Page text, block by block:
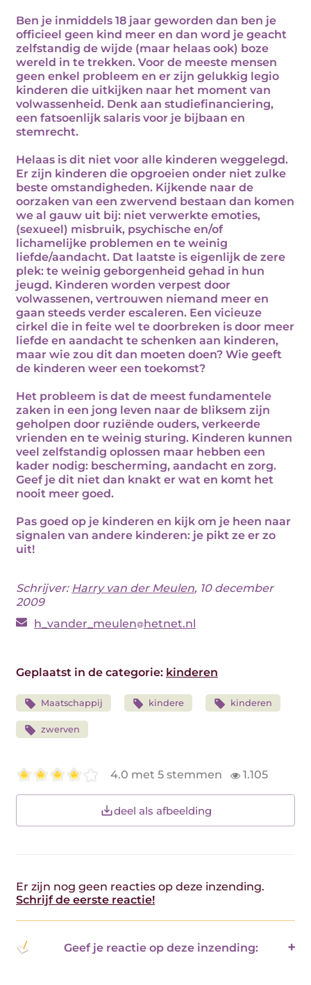
Ben je inmiddels 18 jaar geworden dan ben je
officieel geen kind meer en dan word je geacht
zelfstandig de wijde (maar helaas ook) boze
wereld in te trekken. Voor de meeste mensen
geen enkel probleem en er zijn gelukkig legio
kinderen die uitkijken naar het moment van
volwassenheid. Denk aan studiefinanciering,
een fatsoenlijk salaris voor je bijbaan en
stemrecht.
Helaas is dit niet voor alle kinderen weggelegd.
Er zijn kinderen die opgroeien onder niet zulke
beste omstandigheden. Kijkende naar de
oorzaken van een zwervend bestaan dan komen
we al gauw uit bij: niet verwerkte emoties,
(sexueel) misbruik, psychische en/of
lichamelijke problemen en te weinig
liefde/aandacht. Dat laatste is eigenlijk de zere
plek: te weinig geborgenheid gehad in hun
jeugd. Kinderen worden verpest door
volwassenen, vertrouwen niemand meer en
gaan steeds verder escaleren. Een vicieuze
cirkel die in feite wel te doorbreken is door meer
liefde en aandacht te schenken aan kinderen,
maar wie zou dit dan moeten doen? Wie geeft
de kinderen weer een toekomst?
Het probleem is dat de meest fundamentele
zaken in een jong leven naar de bliksem zijn
geholpen door ruziënde ouders, verkeerde
vrienden en te weinig sturing. Kinderen kunnen
veel zelfstandig oplossen maar hebben een
kader nodig: bescherming, aandacht en zorg.
Geef je dit niet dan knakt er wat en komt het
nooit meer goed.
Pas goed op je kinderen en kijk om je heen naar
signalen van andere kinderen: je pikt ze er zo
uit!
Schrijver: Harry van der Meulen, 10 december
2009
h_vander_meulen hetnet.nl
Geplaatst in de categorie: kinderen
Maatschappij kindere kinderen
zwerven
4.0 met 5 stemmen 1.105
deel als afbeelding
Er zijn nog geen reacties op deze inzending.
Schrijf de eerste reactie!
Geef je reactie op deze inzending: